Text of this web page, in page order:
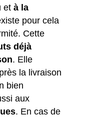
et à la
pour cela
Cette
déjà
. Elle
la livraison
bien
aux
. En cas de